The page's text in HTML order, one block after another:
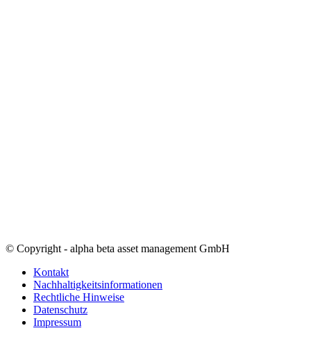
© Copyright - alpha beta asset management GmbH
Kontakt
Nachhaltigkeitsinformationen
Rechtliche Hinweise
Datenschutz
Impressum